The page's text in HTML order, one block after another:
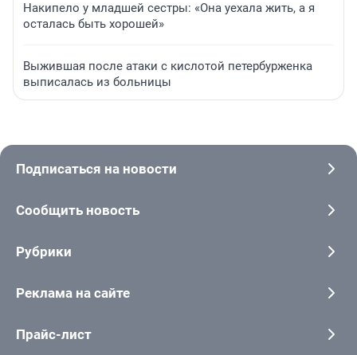
Накипело у младшей сестры: «Она уехала жить, а я
осталась быть хорошей»
Выжившая после атаки с кислотой петербурженка
выписалась из больницы
Подписаться на новости
Сообщить новость
Рубрики
Реклама на сайте
Прайс-лист